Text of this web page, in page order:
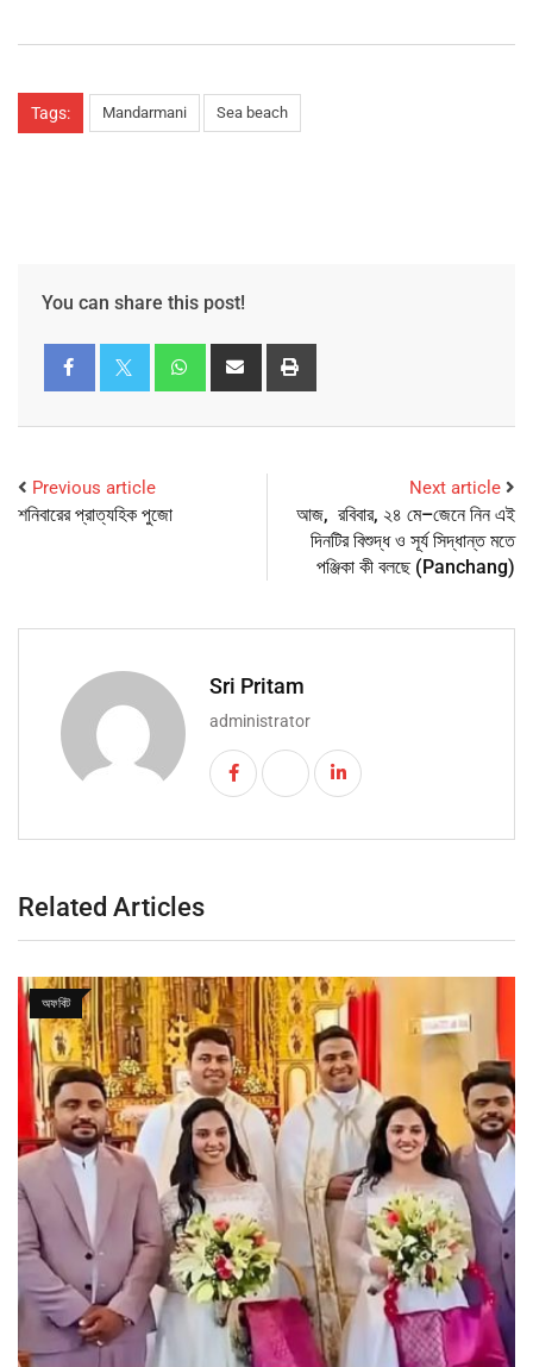
Tags: Mandarmani Sea beach
You can share this post!
Previous article
শনিবারের প্রাত্যহিক পুজো
Next article
আজ, রবিবার, ২৪ মে–জেনে নিন এই
দিনটির বিশুদ্ধ ও সূর্য সিদ্ধান্ত মতে
পঞ্জিকা কী বলছে (Panchang)
Sri Pritam
administrator
Related Articles
অফবিট